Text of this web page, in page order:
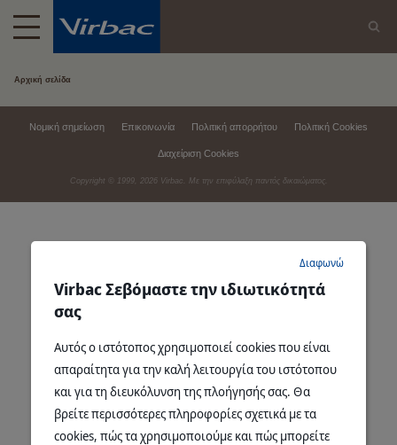
Αρχική σελίδα
Νομική σημείωση Επικοινωνία Πολιτική απορρήτου Πολιτική Cookies
Διαχείριση Cookies
Copyright © 1999, 2026 Virbac. Με την επιφύλαξη παντός δικαιώματος.
Virbac Σεβόμαστε την ιδιωτικότητά
σας
Αυτός ο ιστότοπος χρησιμοποιεί cookies που είναι
απαραίτητα για την καλή λειτουργία του ιστότοπου
και για τη διευκόλυνση της πλοήγησής σας. Θα
βρείτε περισσότερες πληροφορίες σχετικά με τα
cookies, πώς τα χρησιμοποιούμε και πώς μπορείτε
Διαφωνώ